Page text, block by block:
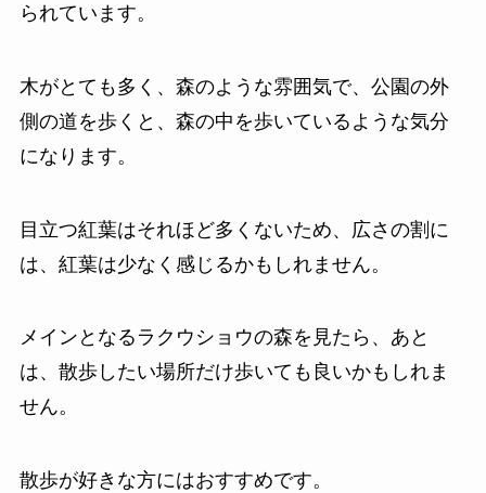
られています。
木がとても多く、森のような雰囲気で、公園の外
側の道を歩くと、森の中を歩いているような気分
になります。
目立つ紅葉はそれほど多くないため、広さの割に
は、紅葉は少なく感じるかもしれません。
メインとなるラクウショウの森を見たら、あと
は、散歩したい場所だけ歩いても良いかもしれま
せん。
散歩が好きな方にはおすすめです。